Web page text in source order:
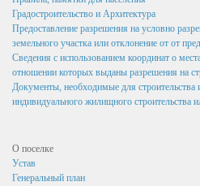
Бюджет для граждан
Антитеррор
Бюджет поселка Золотухино
Бюджет поселка на 2016
Градостроительство и Архитектура
Предоставление разрешения на условно
земельного участка или отклонение от от
Сведения с использованием координат о
отношении которых выданы разрешения на
Документы, необходимые для строительства
индивидуального жилищного строительства
О поселке
Устав
Генеральный план